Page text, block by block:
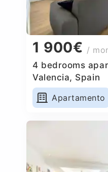
1 900€ /
4 bedrooms
Valencia, Spain
Apartamento